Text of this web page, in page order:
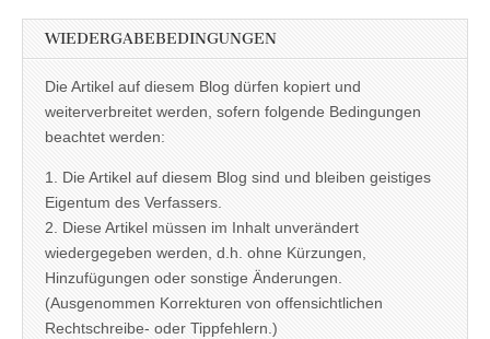
WIEDERGABEBEDINGUNGEN
Die Artikel auf diesem Blog dürfen kopiert und
weiterverbreitet werden, sofern folgende Bedingungen
beachtet werden:
1. Die Artikel auf diesem Blog sind und bleiben geistiges
Eigentum des Verfassers.
2. Diese Artikel müssen im Inhalt unverändert
wiedergegeben werden, d.h. ohne Kürzungen,
Hinzufügungen oder sonstige Änderungen.
(Ausgenommen Korrekturen von offensichtlichen
Rechtschreibe- oder Tippfehlern.)